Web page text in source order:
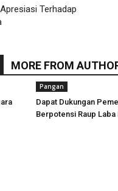
Terhadap
MORE FROM
Pangan
Dapat Dukungan
Berpotensi Raup Laba